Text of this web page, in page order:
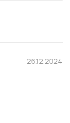
26.12.2024